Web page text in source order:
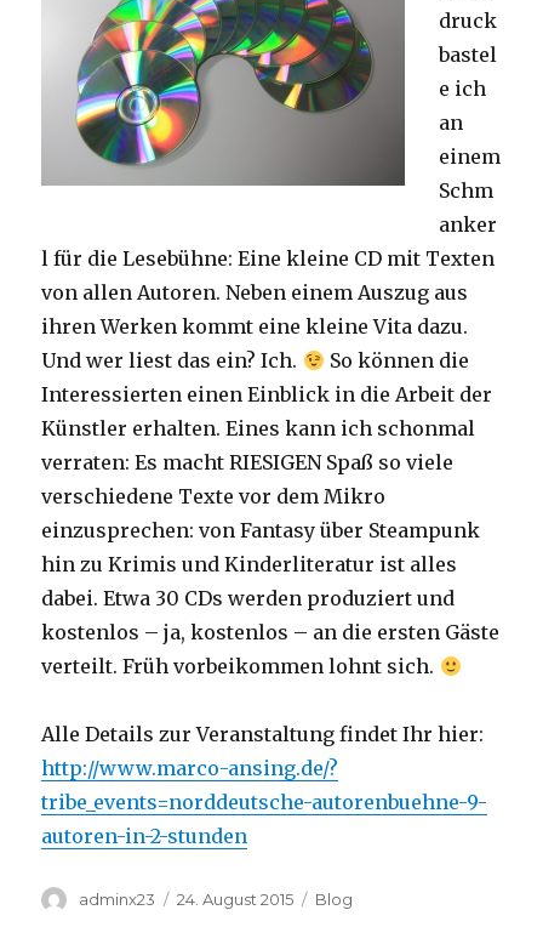
druck
bastel
e ich
an
einem
Schm
anker
l für die Lesebühne: Eine kleine CD mit Texten
von allen Autoren. Neben einem Auszug aus
ihren Werken kommt eine kleine Vita dazu.
Und wer liest das ein? Ich.
So können die
Interessierten einen Einblick in die Arbeit der
Künstler erhalten. Eines kann ich schonmal
verraten: Es macht RIESIGEN Spaß so viele
verschiedene Texte vor dem Mikro
einzusprechen: von Fantasy über Steampunk
hin zu Krimis und Kinderliteratur ist alles
dabei. Etwa 30 CDs werden produziert und
kostenlos – ja, kostenlos – an die ersten Gäste
verteilt. Früh vorbeikommen lohnt sich.
Alle Details zur Veranstaltung findet Ihr hier:
http://www.marco-ansing.de/?
tribe_events=norddeutsche-autorenbuehne-9-
autoren-in-2-stunden
Autor
adminx23
Veröffentlicht
24. August 2015 Kategorien
Blog